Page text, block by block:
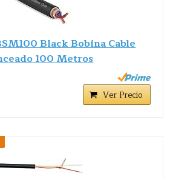
Black Bobina Cable
100 Metros
Ver Precio